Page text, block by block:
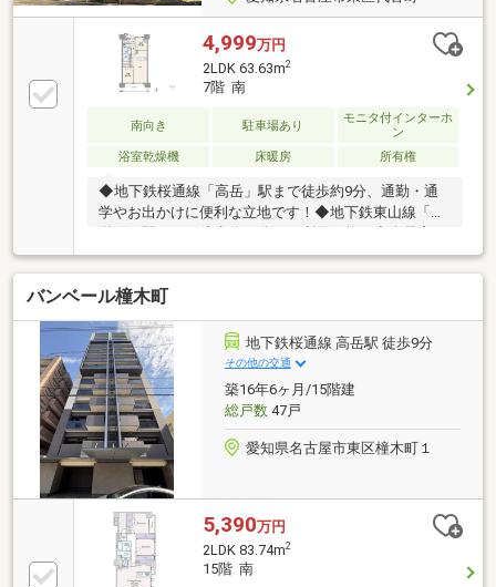
4,999万円
2LDK 63.63m2
7階 南
南向き 駐車場あり
モニタ付インターホ
ン
浴室乾燥機
床暖房 所有権
◆地下鉄桜通線「高岳」駅まで徒歩約9分、通勤・通
学やお出かけに便利な立地です！◆地下鉄東山線「新
帖以上でゆったり過ごせる2LDKタイプ！◆明るい光が
差し込む、陽当り良好な南向きのお住まい！◆ご家族
と会話をしながらお料理ができる対面キッチン！◆床
暖房付で足元から温まり、寒い冬も快適に過ごせま
す！◆2026年3月リフォーム完了！きれいな室内で新
生活を始められます！◆不在がちな方の心強い味方、
宅配ボックスをお使いいただけます！◆「マックスバ
リュ 代官店」まで徒歩約3分！ちょっとしたお買い物
に便利な立地！
バンベール橦木町
地下鉄桜通線 高岳駅 徒歩9分
その他の交通
築16年6ヶ月/15階建
総戸数47戸
愛知県名古屋市東区橦木町１
5,390万円
2LDK 83.74m2
15階 南